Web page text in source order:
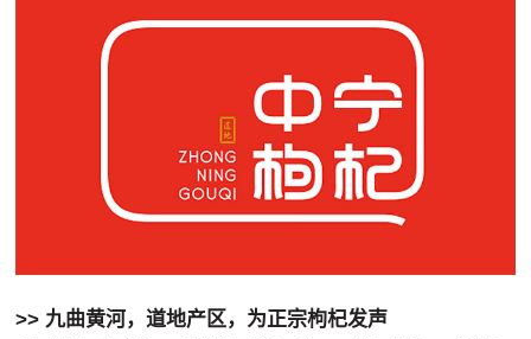
>> 九曲黄河，道地产区，为正宗枸杞发声